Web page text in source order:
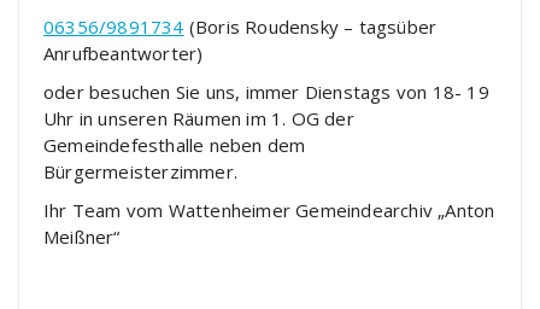
06356/9891734 (Boris Roudensky – tagsüber
Anrufbeantworter)
oder besuchen Sie uns, immer Dienstags von 18- 19
Uhr in unseren Räumen im 1. OG der
Gemeindefesthalle neben dem
Bürgermeisterzimmer.
Ihr Team vom Wattenheimer Gemeindearchiv „Anton
Meißner“